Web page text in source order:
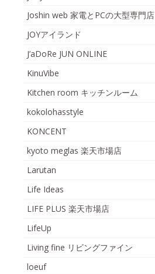
Joshin web 家電とPCの大型専門店
JOYアイランド
J’aDoRe JUN ONLINE
KinuVibe
Kitchen room キッチンルーム
kokolohasstyle
KONCENT
kyoto meglas 楽天市場店
Larutan
Life Ideas
LIFE PLUS 楽天市場店
LifeUp
Living fine リビングファイン
loeuf